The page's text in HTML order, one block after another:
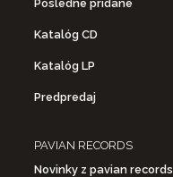
Posledné pridané
Katalóg CD
Katalóg LP
Predpredaj
PAVIAN RECORDS
Novinky z pavian records